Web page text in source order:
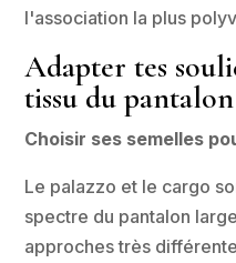
l'association la plus
Adapter tes
tissu du pantalon
Choisir ses semelles
Le palazzo et le cargo
spectre du pantalon
approches très